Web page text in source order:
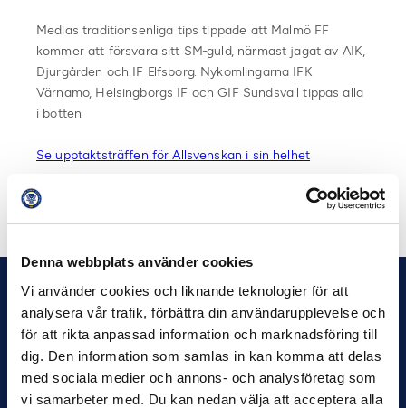
Denna webbplats använder cookies
Vi använder cookies och liknande teknologier för att
analysera vår trafik, förbättra din användarupplevelse och
för att rikta anpassad information och marknadsföring till
dig. Den information som samlas in kan komma att delas
med sociala medier och annons- och analysföretag som
vi samarbeter med. Du kan nedan välja att acceptera alla
Medias traditionsenliga tips tippade att Malmö FF
kommer att försvara sitt SM-guld, närmast jagat av AIK,
Djurgården och IF Elfsborg. Nykomlingarna IFK
Värnamo, Helsingborgs IF och GIF Sundsvall tippas alla
i botten.
Se upptaktsträffen för Allsvenskan i sin helhet
Dela på Twitter